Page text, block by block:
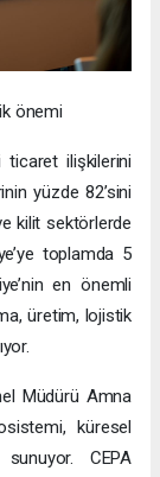
önemi
ticaret ilişkilerini
yüzde 82’sini
kilit sektörlerde
toplamda 5
en önemli
üretim, lojistik
Müdürü Amna
küresel
CEPA